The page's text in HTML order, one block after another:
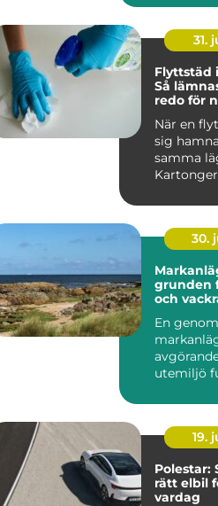
31.
Flyttstäd
Så
redo för
När en
sig
samma
Kartonger
30.
grunden
och
En
utemiljö
det hand...
19.
Polestar:
rätt elbil
vardag